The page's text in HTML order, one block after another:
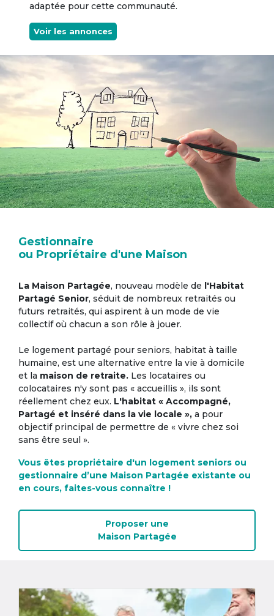
adaptée pour cette communauté.
Voir les annonces
Gestionnaire
ou Propriétaire d'une Maison
La Maison Partagée, nouveau modèle de l'Habitat
Partagé Senior, séduit de nombreux retraités ou
futurs retraités, qui aspirent à un mode de vie
collectif où chacun a son rôle à jouer.
Le logement partagé pour seniors, habitat à taille
humaine, est une alternative entre la vie à domicile
et la maison de retraite. Les locataires ou
colocataires n'y sont pas « accueillis », ils sont
réellement chez eux. L'habitat « Accompagné,
Partagé et inséré dans la vie locale », a pour
objectif principal de permettre de « vivre chez soi
sans être seul ».
Vous êtes propriétaire d'un logement seniors ou
gestionnaire d’une Maison Partagée existante ou
en cours, faites-vous connaître !
Proposer une
Maison Partagée